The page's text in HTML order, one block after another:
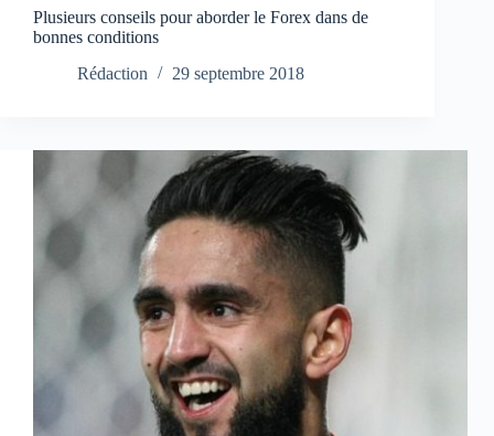
Plusieurs conseils pour aborder le Forex dans de
bonnes conditions
Rédaction
29 septembre 2018